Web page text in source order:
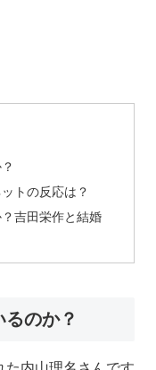
トの反応は？
吉田栄作と結婚
のか？